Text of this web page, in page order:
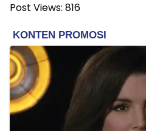
Post Views: 816